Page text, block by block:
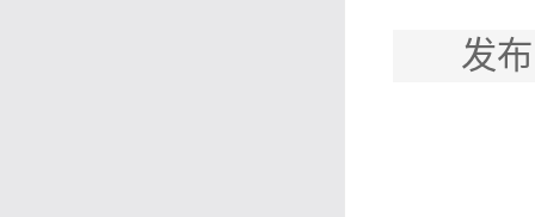
发